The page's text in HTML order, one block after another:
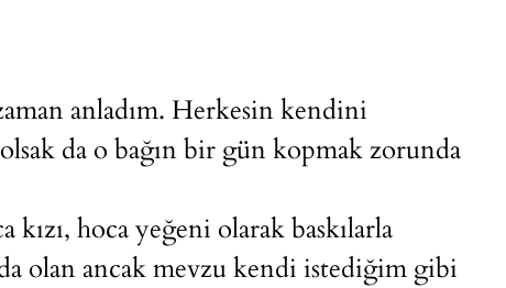
anladım. Herkesin kendini
da o bağın bir gün kopmak zorunda
hoca yeğeni olarak baskılarla
olan ancak mevzu kendi istediğim gibi